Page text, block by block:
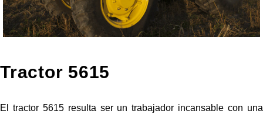
Tractor 5615
El tractor 5615 resulta ser un trabajador incansable con una